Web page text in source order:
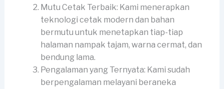
Mutu Cetak Terbaik: Kami menerapkan
teknologi cetak modern dan bahan
bermutu untuk menetapkan tiap-tiap
halaman nampak tajam, warna cermat, dan
bendung lama.
Pengalaman yang Ternyata: Kami sudah
berpengalaman melayani beraneka